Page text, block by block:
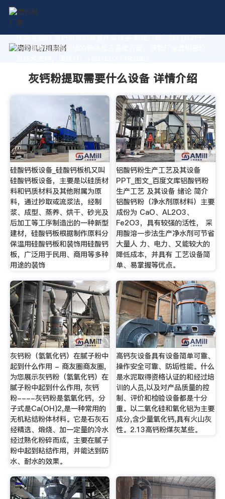
作为专业的 灰钙粉提取需要什么设备 制造厂家，我们致力于
为您量身定制高价值的粉体加工系统方案。获取厂家直销报价
灰钙粉提取需要什么设备 详情介绍
硅酸钙板设备_硅酸钙板机又叫
硅酸钙板设备，主要是以硅质材
料和钙质材料及其他附属为原
料，通过抄取或流浆法，经制
浆、成型、蒸养、烘干、砂光及
后加工等工序制造出的一种新型
建材，硅酸钙板根据制作原料分
保温用硅酸钙板和装饰用硅酸钙
板，广泛用于民用、商用等多种
用途的装饰
铝酸钙粉生产工艺及其设备
PPT_图文_百度文库铝酸钙粉
生产工艺 及其设备 绪论 简介
铝酸钙粉（净水剂原材料）主要
成份为 CaO、AL2O3、
Fe2O3，具有较强的活性， 采
用酸溶一步法生产净水剂可节省
大量人 力、电力、又能较大的
降低成本，并具有 工艺设备简
单、易掌握等优点。
灰钙粉（氢氧化钙）在腻子粉中
起到什么作用 - 商友圈商友圈,
为您展示灰钙粉（氢氧化钙）在
腻子粉中起到什么作用, 灰钙
粉----灰钙粉是氢氧化钙，分
子式是Ca(OH)2,是一种常用的
无机粘结粉体材料。它是石灰石
经精选、煅烧、加一定量的冷水
经过熟化粉碎而成，主要在腻子
粉中起到粘结作用，并能达到防
水、耐水的效果。
高钙灰设备具有设备简单可靠、
操作安全可靠、防垢性能。什么
是水泥取得资格认证的和经过培
训的人员,以及对产品质量的控
制、评价和检验设备都是十分
重。以二氧化硅和氧化铝为主要
成分,含少量氧化钙,具有火山灰
性。2.13高钙粉煤灰某些。